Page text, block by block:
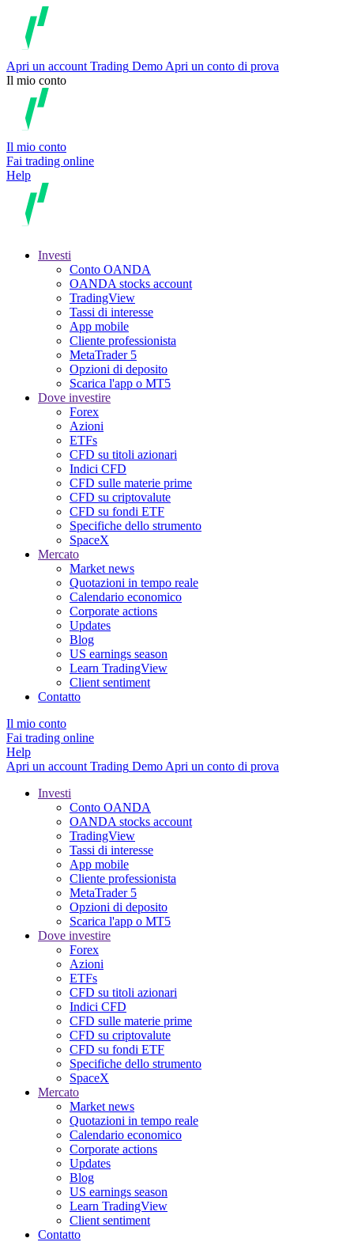
Apri un account Trading Demo Apri un conto di prova
Il mio conto
Il mio conto
Fai trading online
Help
Investi
Conto OANDA
OANDA stocks account
TradingView
Tassi di interesse
App mobile
Cliente professionista
MetaTrader 5
Opzioni di deposito
Scarica l'app o MT5
Dove investire
Forex
Azioni
ETFs
CFD su titoli azionari
Indici CFD
CFD sulle materie prime
CFD su criptovalute
CFD su fondi ETF
Specifiche dello strumento
SpaceX
Mercato
Market news
Quotazioni in tempo reale
Calendario economico
Corporate actions
Updates
Blog
US earnings season
Learn TradingView
Client sentiment
Contatto
Il mio conto
Fai trading online
Help
Apri un account Trading Demo Apri un conto di prova
Investi
Conto OANDA
OANDA stocks account
TradingView
Tassi di interesse
App mobile
Cliente professionista
MetaTrader 5
Opzioni di deposito
Scarica l'app o MT5
Dove investire
Forex
Azioni
ETFs
CFD su titoli azionari
Indici CFD
CFD sulle materie prime
CFD su criptovalute
CFD su fondi ETF
Specifiche dello strumento
SpaceX
Mercato
Market news
Quotazioni in tempo reale
Calendario economico
Corporate actions
Updates
Blog
US earnings season
Learn TradingView
Client sentiment
Contatto